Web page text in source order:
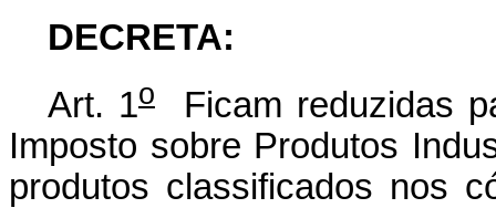
DECRETA:
Art. 1oFicam reduzidas
Imposto sobre Produtos
produtos classificados nos